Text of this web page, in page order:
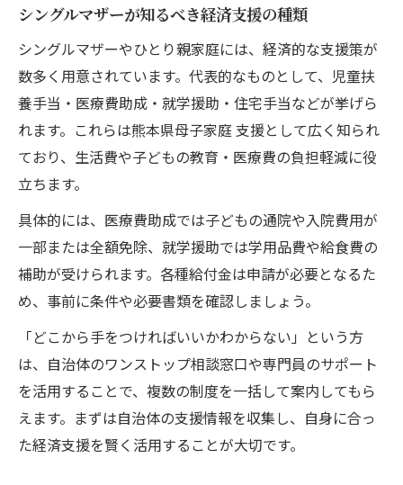
シングルマザーが知るべき経済支援の種類
シングルマザーやひとり親家庭には、経済的な支援策が
数多く用意されています。代表的なものとして、児童扶
養手当・医療費助成・就学援助・住宅手当などが挙げら
れます。これらは熊本県母子家庭 支援として広く知られ
ており、生活費や子どもの教育・医療費の負担軽減に役
立ちます。
具体的には、医療費助成では子どもの通院や入院費用が
一部または全額免除、就学援助では学用品費や給食費の
補助が受けられます。各種給付金は申請が必要となるた
め、事前に条件や必要書類を確認しましょう。
「どこから手をつければいいかわからない」という方
は、自治体のワンストップ相談窓口や専門員のサポート
を活用することで、複数の制度を一括して案内してもら
えます。まずは自治体の支援情報を収集し、自身に合っ
た経済支援を賢く活用することが大切です。